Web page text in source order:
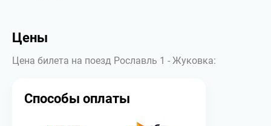
Цены
Цена билета на поезд Рославль 1 - Жуковка:
Способы оплаты